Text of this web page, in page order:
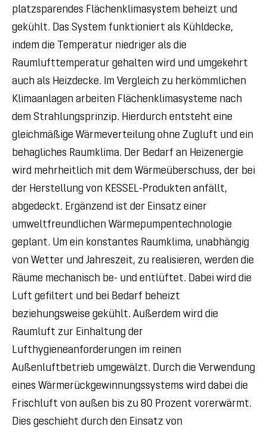
platzsparendes Flächenklimasystem beheizt und
gekühlt. Das System funktioniert als Kühldecke,
indem die Temperatur niedriger als die
Raumlufttemperatur gehalten wird und umgekehrt
auch als Heizdecke. Im Vergleich zu herkömmlichen
Klimaanlagen arbeiten Flächenklimasysteme nach
dem Strahlungsprinzip. Hierdurch entsteht eine
gleichmäßige Wärmeverteilung ohne Zugluft und ein
behagliches Raumklima. Der Bedarf an Heizenergie
wird mehrheitlich mit dem Wärmeüberschuss, der bei
der Herstellung von KESSEL-Produkten anfällt,
abgedeckt. Ergänzend ist der Einsatz einer
umweltfreundlichen Wärmepumpentechnologie
geplant. Um ein konstantes Raumklima, unabhängig
von Wetter und Jahreszeit, zu realisieren, werden die
Räume mechanisch be- und entlüftet. Dabei wird die
Luft gefiltert und bei Bedarf beheizt
beziehungsweise gekühlt. Außerdem wird die
Raumluft zur Einhaltung der
Lufthygieneanforderungen im reinen
Außenluftbetrieb umgewälzt. Durch die Verwendung
eines Wärmerückgewinnungssystems wird dabei die
Frischluft von außen bis zu 80 Prozent vorerwärmt.
Dies geschieht durch den Einsatz von